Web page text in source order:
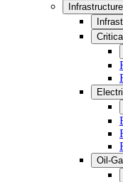
Oil-